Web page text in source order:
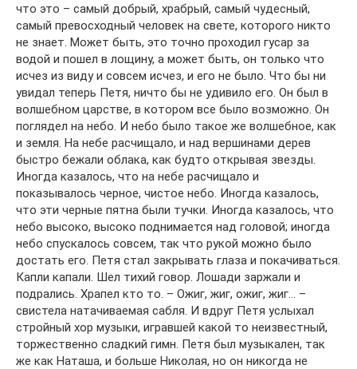
что это – самый добрый, храбрый, самый чудесный,
самый превосходный человек на свете, которого никто
не знает. Может быть, это точно проходил гусар за
водой и пошел в лощину, а может быть, он только что
исчез из виду и совсем исчез, и его не было. Что бы ни
увидал теперь Петя, ничто бы не удивило его. Он был в
волшебном царстве, в котором все было возможно. Он
поглядел на небо. И небо было такое же волшебное, как
и земля. На небе расчищало, и над вершинами дерев
быстро бежали облака, как будто открывая звезды.
Иногда казалось, что на небе расчищало и
показывалось черное, чистое небо. Иногда казалось,
что эти черные пятна были тучки. Иногда казалось, что
небо высоко, высоко поднимается над головой; иногда
небо спускалось совсем, так что рукой можно было
достать его. Петя стал закрывать глаза и покачиваться.
Капли капали. Шел тихий говор. Лошади заржали и
подрались. Храпел кто то. – Ожиг, жиг, ожиг, жиг… –
свистела натачиваемая сабля. И вдруг Петя услыхал
стройный хор музыки, игравшей какой то неизвестный,
торжественно сладкий гимн. Петя был музыкален, так
же как Наташа, и больше Николая, но он никогда не